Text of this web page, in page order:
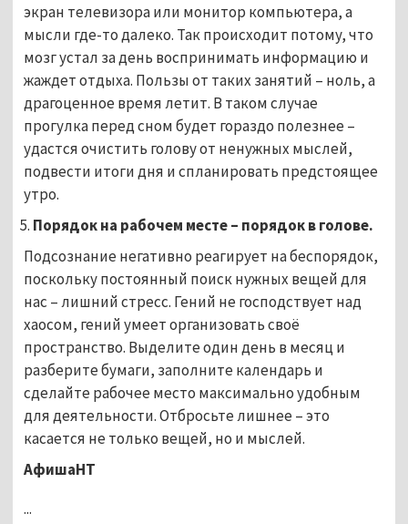
экран телевизора или монитор компьютера, а
мысли где-то далеко. Так происходит потому, что
мозг устал за день воспринимать информацию и
жаждет отдыха. Пользы от таких занятий – ноль, а
драгоценное время летит. В таком случае
прогулка перед сном будет гораздо полезнее –
удастся очистить голову от ненужных мыслей,
подвести итоги дня и спланировать предстоящее
утро.
Порядок на рабочем месте – порядок в голове.
Подсознание негативно реагирует на беспорядок,
поскольку постоянный поиск нужных вещей для
нас – лишний стресс. Гений не господствует над
хаосом, гений умеет организовать своё
пространство. Выделите один день в месяц и
разберите бумаги, заполните календарь и
сделайте рабочее место максимально удобным
для деятельности. Отбросьте лишнее – это
касается не только вещей, но и мыслей.
АфишаНТ
...